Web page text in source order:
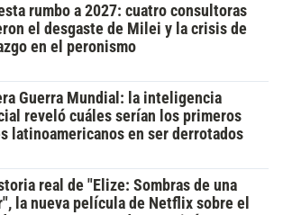
rumbo a 2027: cuatro consultoras
el desgaste de Milei y la crisis de
en el peronismo
Guerra Mundial: la inteligencia
reveló cuáles serían los primeros
latinoamericanos en ser derrotados
real de "Elize: Sombras de una
la nueva película de Netflix sobre el